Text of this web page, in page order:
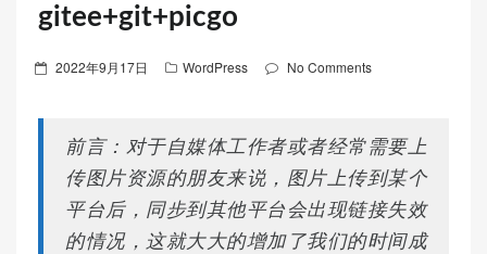
gitee+git+picgo
Posted
2022年9月17日 WordPress No Comments
前言：对于自媒体工作者或者经常需要上
传图片资源的朋友来说，图片上传到某个
平台后，同步到其他平台会出现链接失效
的情况，这就大大的增加了我们的时间成